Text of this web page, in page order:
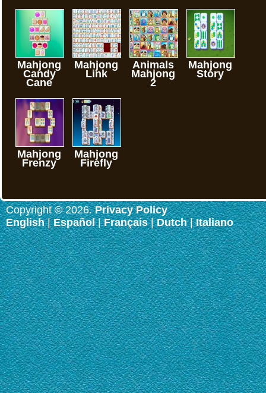
Mahjong
Candy
Cane
Mahjong
Link
Animals
Mahjong
2
Mahjong
Story
Mahjong
Frenzy
Mahjong
Firefly
Copyright © 2026.Privacy Policy
English|Español|Français|Dutch|Italiano